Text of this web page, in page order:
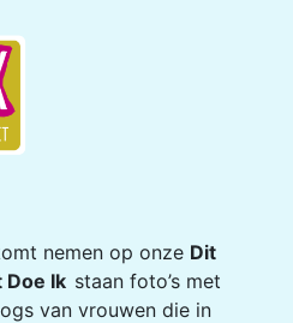
nemen op onze Dit
Doe Ik staan foto’s met
van vrouwen die in